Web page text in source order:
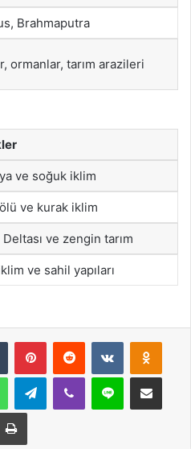
Brahmaputra
ormanlar, tarım arazileri
ve soğuk iklim
ve kurak iklim
ve zengin tarım
ve sahil yapıları
Tumblr PinterestReddit VKontakte
WhatsAppTelegramViber Line E-Posta ile
Yazdır